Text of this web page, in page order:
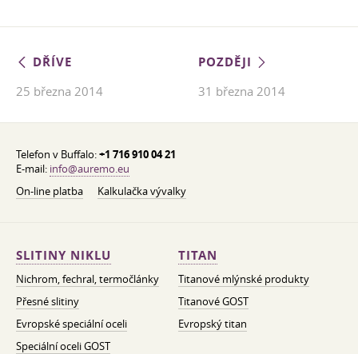
DŘÍVE
25 března 2014
POZDĚJI
31 března 2014
Telefon v Buffalo:+1 716 910 04 21
E-mail: info@auremo.eu
On-line platba
Kalkulačka vývalky
SLITINY NIKLU
Nichrom, fechral, termočlánky
Přesné slitiny
Evropské speciální oceli
Speciální oceli GOST
TITAN
Titanové mlýnské produkty
Titanové GOST
Evropský titan